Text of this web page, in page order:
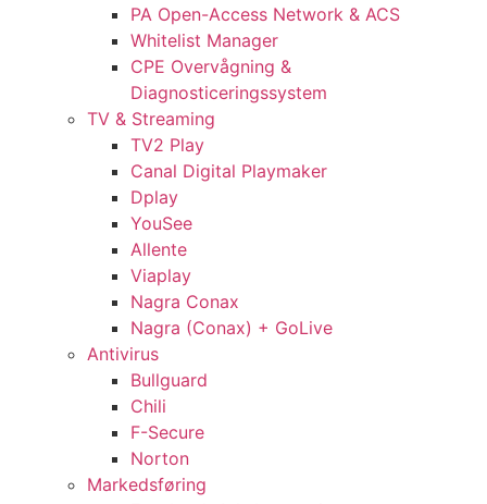
PA Open-Access Network & ACS
Whitelist Manager
CPE Overvågning &
Diagnosticeringssystem
TV & Streaming
TV2 Play
Canal Digital Playmaker
Dplay
YouSee
Allente
Viaplay
Nagra Conax
Nagra (Conax) + GoLive
Antivirus
Bullguard
Chili
F-Secure
Norton
Markedsføring